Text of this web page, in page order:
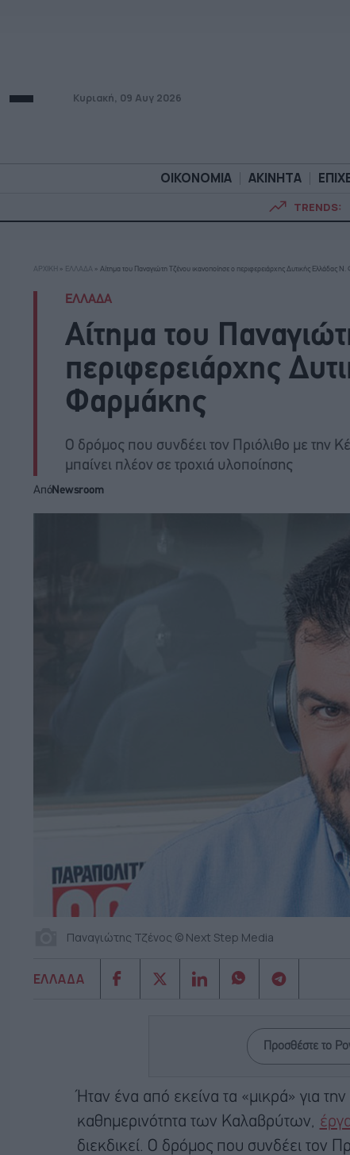
Κυριακή, 09 Αυγ 2026
ΟΙΚΟΝΟΜΙΑ ΑΚΙΝΗΤΑ
TRENDS:
ΟΙΚΟΝΟΜΙΑ
ΑΡΧΙΚΗ » ΕΛΛΑΔΑ » Αίτημα του Παναγιώτη Τζένου ικανοποίησε ο περιφερειάρχης Δυτικής Ελλάδας
ΕΛΛΑΔΑ
Αίτημα του
περιφερειάρχης
Φαρμάκης
Ο δρόμος που συνδέει τον Πριόλιθο με την
μπαίνει πλέον σε τροχιά υλοποίησης
ΑπόNewsroom
Παναγιώτης Τζένος © Next Step Media
ΕΛΛΑΔΑ
Προσθέστε το
Ήταν ένα από εκείνα τα «μικρά» για
καθημερινότητα των Καλαβρύτων,
διεκδικεί. Ο δρόμος που συνδέει τον